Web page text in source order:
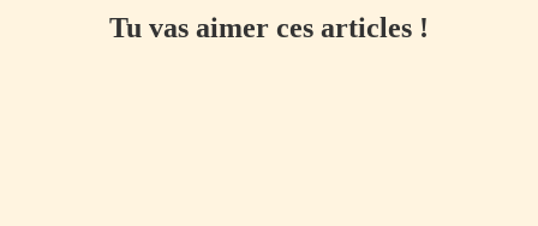
Tu vas aimer ces articles !